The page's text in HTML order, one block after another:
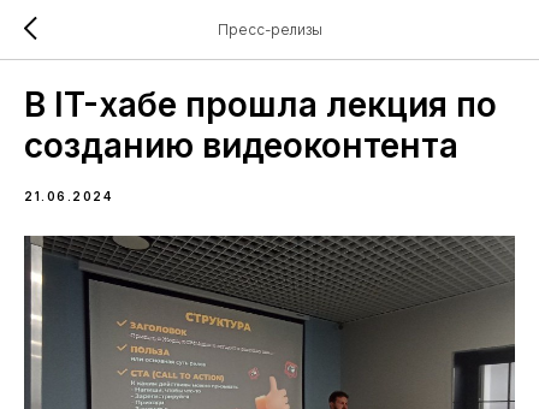
Пресс-релизы
В IT-хабе прошла лекция по
созданию видеоконтента
21.06.2024